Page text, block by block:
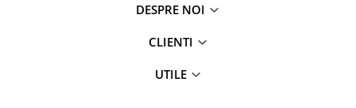
DESPRE NOI
CLIENTI
UTILE